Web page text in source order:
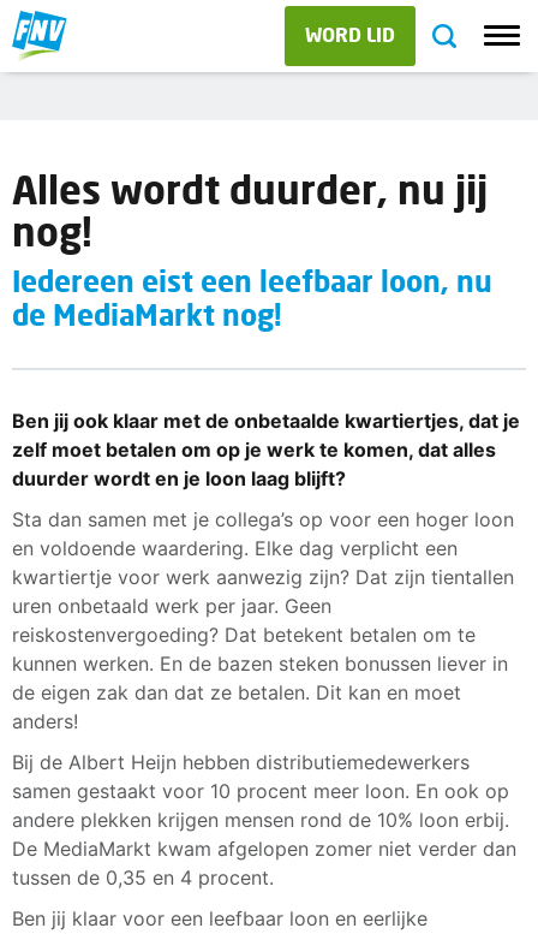
WORD LID
Alles wordt duurder, nu jij
nog!
Iedereen eist een leefbaar loon, nu
de MediaMarkt nog!
Ben jij ook klaar met de onbetaalde kwartiertjes, dat je
zelf moet betalen om op je werk te komen, dat alles
duurder wordt en je loon laag blijft?
Sta dan samen met je collega’s op voor een hoger loon
en voldoende waardering. Elke dag verplicht een
kwartiertje voor werk aanwezig zijn? Dat zijn tientallen
uren onbetaald werk per jaar. Geen
reiskostenvergoeding? Dat betekent betalen om te
kunnen werken. En de bazen steken bonussen liever in
de eigen zak dan dat ze betalen. Dit kan en moet
anders!
Bij de Albert Heijn hebben distributiemedewerkers
samen gestaakt voor 10 procent meer loon. En ook op
andere plekken krijgen mensen rond de 10% loon erbij.
De MediaMarkt kwam afgelopen zomer niet verder dan
tussen de 0,35 en 4 procent.
Ben jij klaar voor een leefbaar loon en eerlijke